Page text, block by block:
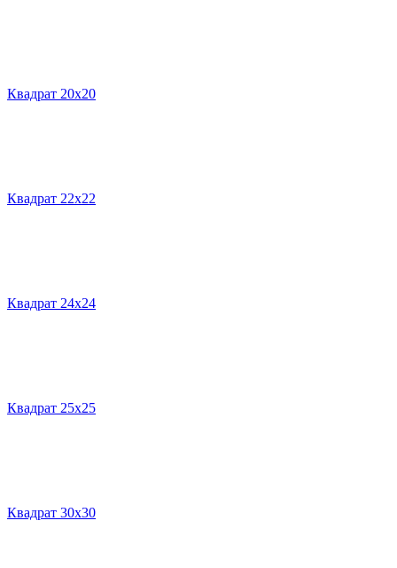
Квадрат 20х20
Квадрат 22х22
Квадрат 24х24
Квадрат 25х25
Квадрат 30х30